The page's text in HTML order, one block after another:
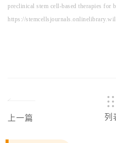
preclinical stem cell‐based therapies for
https://
上一篇 列